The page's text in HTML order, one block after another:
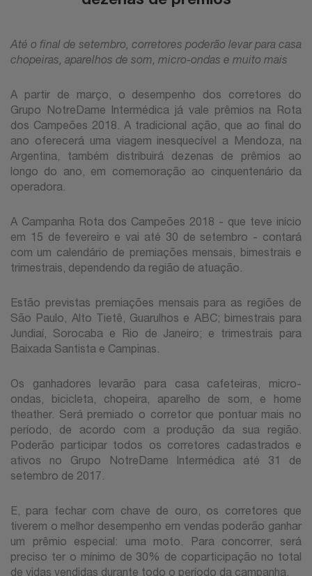
Até o final de setembro, corretores poderão levar para casa
chopeiras, aparelhos de som, micro-ondas e muito mais
A partir de março, o desempenho dos corretores do
Grupo NotreDame Intermédica já vale prêmios na Rota
dos Campeões 2018. A tradicional ação, que ao final do
ano oferecerá uma viagem inesquecível a Mendoza, na
Argentina, também distribuirá dezenas de prêmios ao
longo do ano, em comemoração ao cinquentenário da
operadora.
A Campanha Rota dos Campeões 2018 - que teve início
em 15 de fevereiro e vai até 30 de setembro - contará
com um calendário de premiações mensais, bimestrais e
trimestrais, dependendo da região de atuação.
Estão previstas premiações mensais para as regiões de
São Paulo, Alto Tietê, Guarulhos e ABC; bimestrais para
Jundiaí, Sorocaba e Rio de Janeiro; e trimestrais para
Baixada Santista e Campinas.
Os ganhadores levarão para casa cafeteiras, micro-
ondas, bicicleta, chopeira, aparelho de som, e home
theather. Será premiado o corretor que pontuar mais no
período, de acordo com a produção da sua região.
Poderão participar todos os corretores cadastrados e
ativos no Grupo NotreDame Intermédica até 31 de
setembro de 2017.
E, para fechar com chave de ouro, os corretores que
tiverem o melhor desempenho em vendas poderão ganhar
um prêmio especial: uma moto. Para concorrer, será
preciso ter o mínimo de 30% de coparticipação no total
de vidas vendidas durante todo o período da campanha.